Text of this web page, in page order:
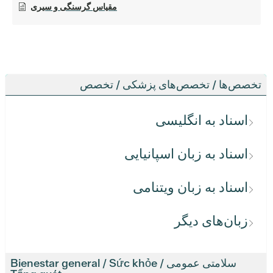
تخصص‌ها / تخصص‌های پزشکی / تخصص
اسناد به انگلیسی
اسناد به زبان اسپانیایی
اسناد به زبان ویتنامی
زبان‌های دیگر
سلامتی عمومی / Bienestar general / Sức khỏe
مقیاس گرسنگی و سیری